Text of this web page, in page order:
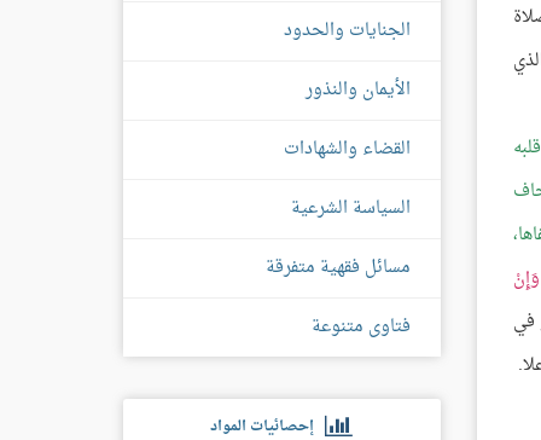
في
الجنايات والحدود
الأيمان والنذور
القضاء والشهادات
السياسة الشرعية
مسائل فقهية متفرقة
فتاوى متنوعة
إحصائيات المواد